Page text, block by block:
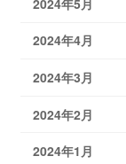
2024年4月
2024年3月
2024年2月
2024年1月